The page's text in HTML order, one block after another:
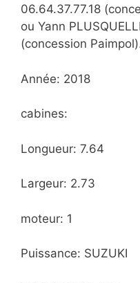
06.64.37.77.18
ou Yann
(concession
Année: 2018
cabines:
Longueur: 7.64
Largeur: 2.73
moteur: 1
Puissance: SUZUKI